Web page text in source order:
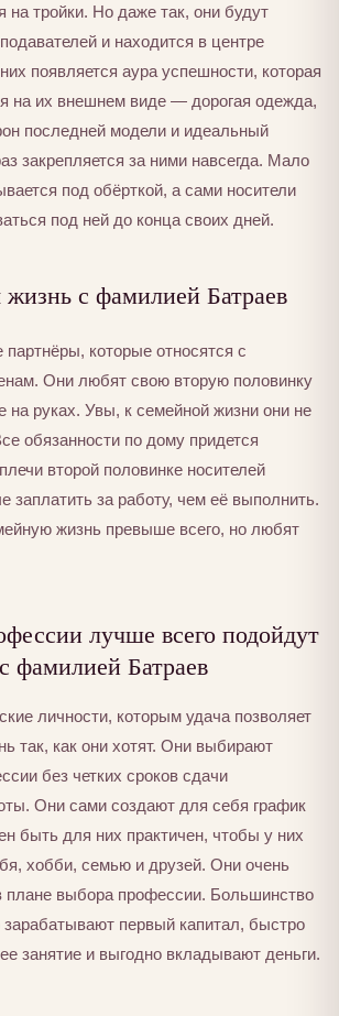
на тройки. Но даже так, они будут
и находится в центре
появляется аура успешности, которая
на их внешнем виде — дорогая одежда,
последней модели и идеальный
закрепляется за ними навсегда. Мало
под обёрткой, а сами носители
под ней до конца своих дней.
с фамилией Батраев
которые относятся с
Они любят свою вторую половинку
на руках. Увы, к семейной жизни они не
обязанности по дому придется
второй половинке носителей
заплатить за работу, чем её выполнить.
жизнь превыше всего, но любят
лучше всего подойдут
фамилией Батраев
личности, которым удача позволяет
так, как они хотят. Они выбирают
без четких сроков сдачи
Они сами создают для себя график
быть для них практичен, чтобы у них
хобби, семью и друзей. Они очень
выбора профессии. Большинство
зарабатывают первый капитал, быстро
занятие и выгодно вкладывают деньги.